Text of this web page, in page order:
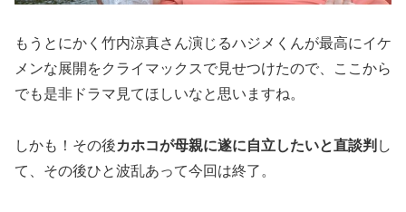
もうとにかく竹内涼真さん演じるハジメくんが最高にイケ
メンな展開をクライマックスで見せつけたので、ここから
でも是非ドラマ見てほしいなと思いますね。
しかも！その後カホコが母親に遂に自立したいと直談判 し
て、その後ひと波乱あって今回は終了。